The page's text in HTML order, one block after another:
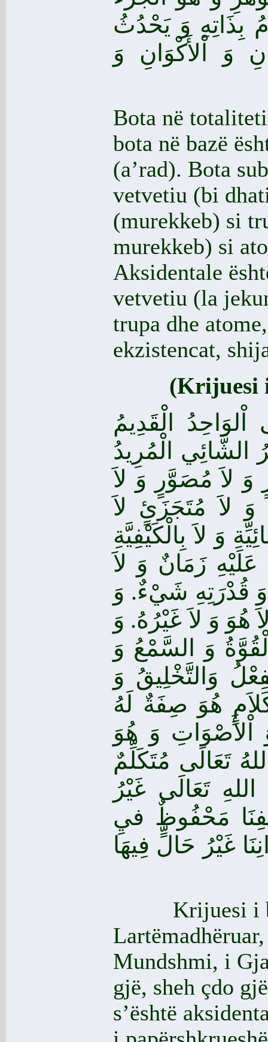
بِذَاتِهِ وَ يَحْدُثُ
وَ اْلأَكْوَانِ وَ
Bota në
bota në bazë
(a’rad). Bota
vetvetiu (bi
(murekkeb) si
murekkeb) si
Aksidentale
vetvetiu (la
trupa dhe
ekzistencat,
(Krijuesi
الْقَدِيمُ
الشَّائِي الْمُرِيدُ
لاَ مُصَوَّرٍ وَ لاَ
لاَ مُتَجَزَئٍ لاَ
وَ لاَ بِالْكَيْفِيَّةِ
زَمَانٌ وَ لاَ
قُدْرَتِهِ شَيْءٌ. وَ
هُوَ وَ لاَ غَيْرُهُ. وَ
وَ السَّمْعُ وَ
وَالتَّخْلِيقُ وَ
هُوَ صِفَةٌ لَهُ
وَ هُوَ
تَعَالَى مُتَكَلِّمٌ
تَعَالَى غَيْرُ
مَحْفُوظٌ فيِ
غَيْرُ حَالٍّ فِيهَا
Krijuesi i
Mundshmi, i
gjë, sheh çdo
s’është